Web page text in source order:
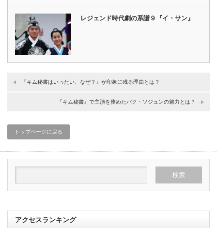
レジェンド時代劇の系譜９『イ・サン』
『キム秘書はいったい、なぜ？』が印象に残る理由とは？
『キム秘書』で主演を務めたパク・ソジュンの魅力とは？
トップページに戻る
アクセスランキング